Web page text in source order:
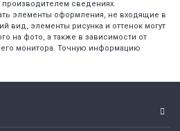
сведениях.
элементы оформления, не входящие в
вид, элементы рисунка и оттенок могут
на фото, а также в зависимости от
монитора. Точную информацию